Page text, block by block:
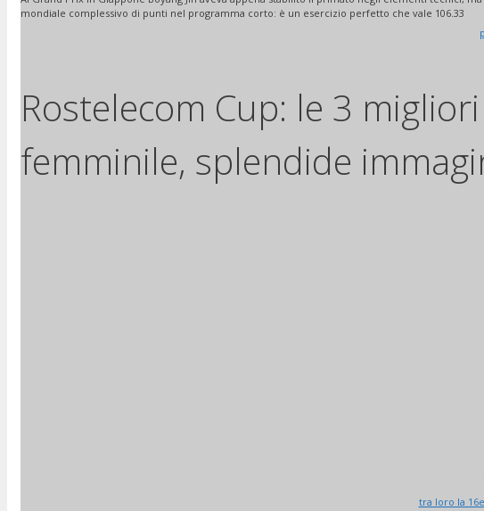
mondiale complessivo di punti nel programma corto: è un esercizio perfetto che vale 106.33
Rostelecom Cup: le 3
femminile, splendide
tra loro la